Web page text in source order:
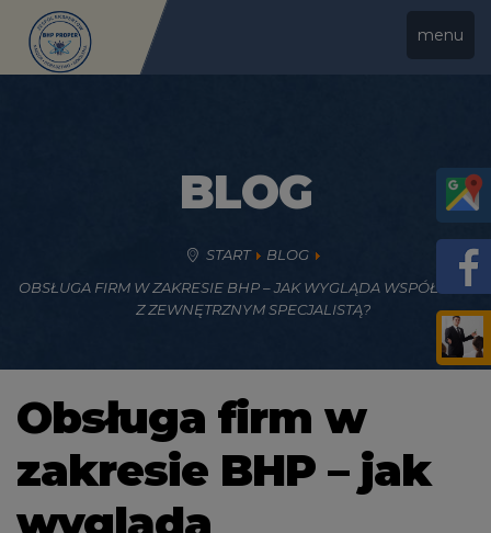
menu
BLOG
START
BLOG
OBSŁUGA FIRM W ZAKRESIE BHP – JAK WYGLĄDA WSPÓŁPRACA
Z ZEWNĘTRZNYM SPECJALISTĄ?
Obsługa firm w
zakresie BHP – jak